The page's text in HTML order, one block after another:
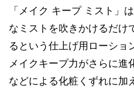
「メイク キープ ミスト」
なミストを吹きかけるだけ
るという仕上げ用ローショ
メイクキープ力がさらに進
などによる化粧くずれに加